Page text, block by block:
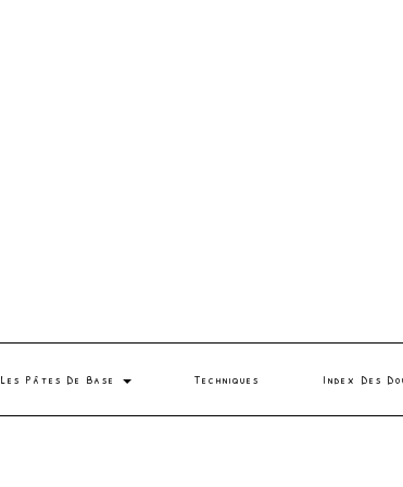
Les Pâtes De Base Techniques Index Des